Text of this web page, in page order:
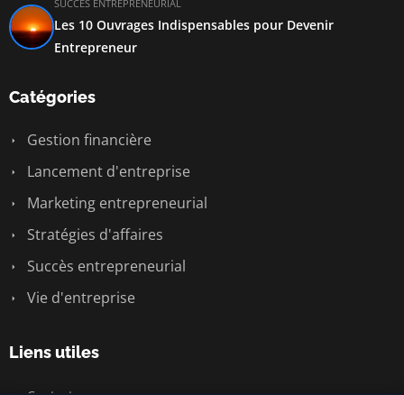
SUCCÈS ENTREPRENEURIAL
Les 10 Ouvrages Indispensables pour Devenir
Entrepreneur
Catégories
Gestion financière
Lancement d'entreprise
Marketing entrepreneurial
Stratégies d'affaires
Succès entrepreneurial
Vie d'entreprise
Liens utiles